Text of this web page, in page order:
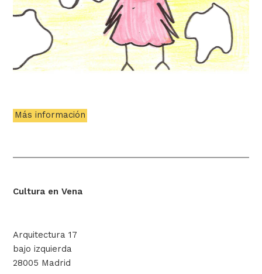
Más información
Cultura en Vena
Arquitectura 17
bajo izquierda
28005 Madrid